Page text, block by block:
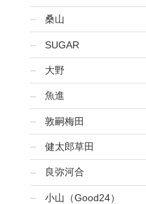
桑山
SUGAR
大野
魚進
敦嗣梅田
健太郎草田
良弥河合
小山（Good24）